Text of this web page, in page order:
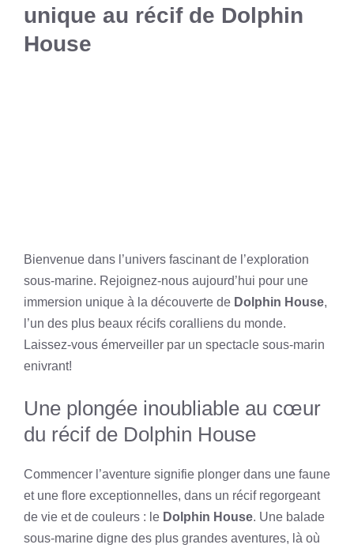
unique au récif de Dolphin
House
Bienvenue dans l’univers fascinant de l’exploration
sous-marine. Rejoignez-nous aujourd’hui pour une
immersion unique à la découverte de Dolphin House,
l’un des plus beaux récifs coralliens du monde.
Laissez-vous émerveiller par un spectacle sous-marin
enivrant!
Une plongée inoubliable au cœur
du récif de Dolphin House
Commencer l’aventure signifie plonger dans une faune
et une flore exceptionnelles, dans un récif regorgeant
de vie et de couleurs : le Dolphin House. Une balade
sous-marine digne des plus grandes aventures, là où